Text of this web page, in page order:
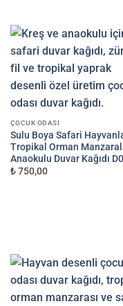
ÇOCUK ODASI
Sulu Boya Safari
Tropikal Orman
Anaokulu Duvar Kağıdı
₺ 750,00